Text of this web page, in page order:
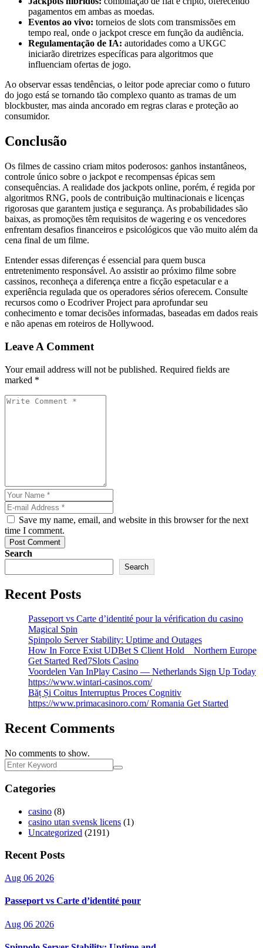
pagamentos em ambas as moedas.
Eventos ao vivo: torneios de slots com transmissões em
tempo real, onde o jackpot cresce em função da audiência.
Regulamentação de IA: autoridades como a UKGC
iniciarão diretrizes específicas para algoritmos que
influenciam ofertas de jogo.
Ao observar essas tendências, o leitor pode apreciar como o futuro
do jogo está se tornando tão complexo quanto as tramas de um
blockbuster, mas ainda ancorado em regras claras e proteção ao
consumidor.
Conclusão
Os filmes de cassino criam mitos poderosos: ganhos instantâneos,
controle único sobre o jackpot e recompensas épicas sem
consequências. A realidade dos jackpots online, porém, é regida por
algoritmos RNG, pools de contribuição multinacionais e licenças
rigorosas que garantem justiça e segurança. As probabilidades são
baixas, as promoções têm requisitos de wagering e os vencedores
enfrentam desafios financeiros e psicológicos que vão muito além da
cena final de um filme.
Entender essas diferenças é essencial para quem busca
entretenimento responsável. Ao assistir ao próximo filme sobre
cassinos, reconheça a diferença entre a ficção espetacular e a
experiência regulada que os operadores sérios oferecem. Consulte
recursos como o Ecodriver Project para aprofundar seu
conhecimento e tomar decisões informadas, baseadas em dados reais
e não apenas em roteiros de Hollywood.
Leave A Comment
Your email address will not be published. Required fields are
marked *
Save my name, email, and website in this browser for the next
time I comment.
Post Comment
Search
Search
Recent Posts
Passeport vs Carte d’identité pour la vérification du casino
Magical Spin
Spinpolo Server Stability: Uptime and Outages
How In Force Exist UDBet S Client Hold _ Northern Europe
Get Started Red7Slots Casino
Voordelen Van InPlay Casino — Netherlands Sign Up Today
https://www.wintari-casinos.com/
Băț Și Coitus Interruptus Proces Cognitiv
https://www.primacasinoro.com/ Romania Get Started
Recent Comments
No comments to show.
Categories
casino (8)
casino utan svensk licens (1)
Uncategorized (2191)
Recent Posts
Aug 06 2026
Passeport vs Carte d’identité pour
Aug 06 2026